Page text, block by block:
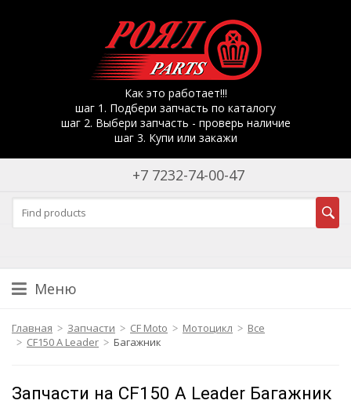
Как это работает!!!
шаг 1. Подбери запчасть по каталогу
шаг 2. Выбери запчасть - проверь наличие
шаг 3. Купи или закажи
+7 7232-74-00-47
Меню
Главная Запчасти CF Moto Мотоцикл
Все
CF150 A Leader
Багажник
Запчасти на CF150 A Leader Багажник